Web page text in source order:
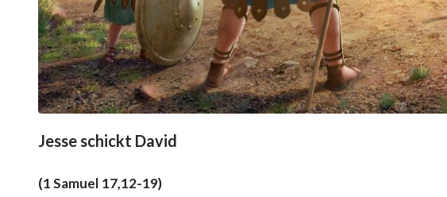
Jesse schickt David
(1 Samuel 17,12-19)